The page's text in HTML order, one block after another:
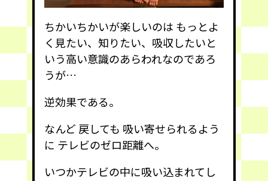
ちかいちかいが楽しいのは もっとよ
く見たい、知りたい、吸収したいと
いう高い意識のあらわれなのであろ
うが…
逆効果である。
なんど 戻しても 吸い寄せられるよう
に テレビのゼロ距離へ。
いつかテレビの中に吸い込まれてし